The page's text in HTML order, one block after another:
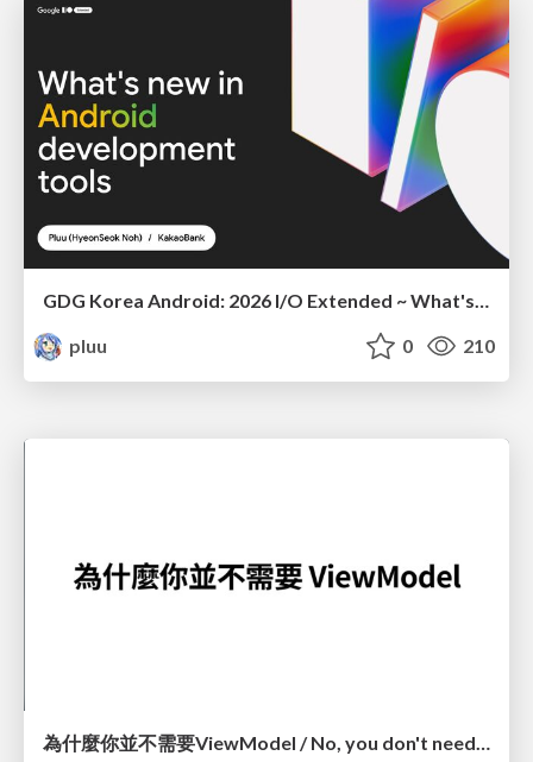
pluu
0 210
為什麼你並不需要ViewModel / No, you don't need a ViewModel